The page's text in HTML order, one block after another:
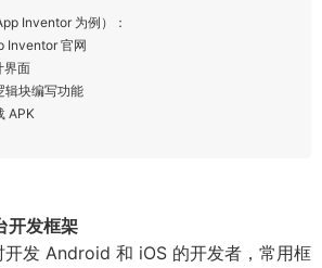
Inventor 为例）：
Inventor 官网
界面
辑块编写功能
APK
开发框架
开发 Android 和 iOS 的开发者，常用框